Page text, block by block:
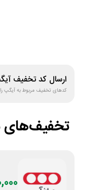
ارسال کد تخفیف
کدهای تخفیف مربوط بهآیگپ
تخفیف‌های